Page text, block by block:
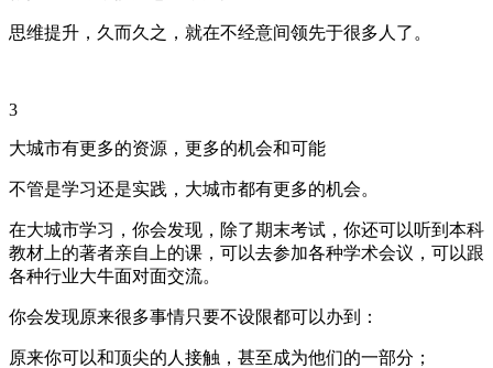
思维提升，久而久之，就在不经意间领先于很多人了。
3
大城市有更多的资源，更多的机会和可能
不管是学习还是实践，大城市都有更多的机会。
在大城市学习，你会发现，除了期末考试，你还可以听到本科
教材上的著者亲自上的课，可以去参加各种学术会议，可以跟
各种行业大牛面对面交流。
你会发现原来很多事情只要不设限都可以办到：
原来你可以和顶尖的人接触，甚至成为他们的一部分；